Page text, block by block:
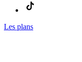
Les plans